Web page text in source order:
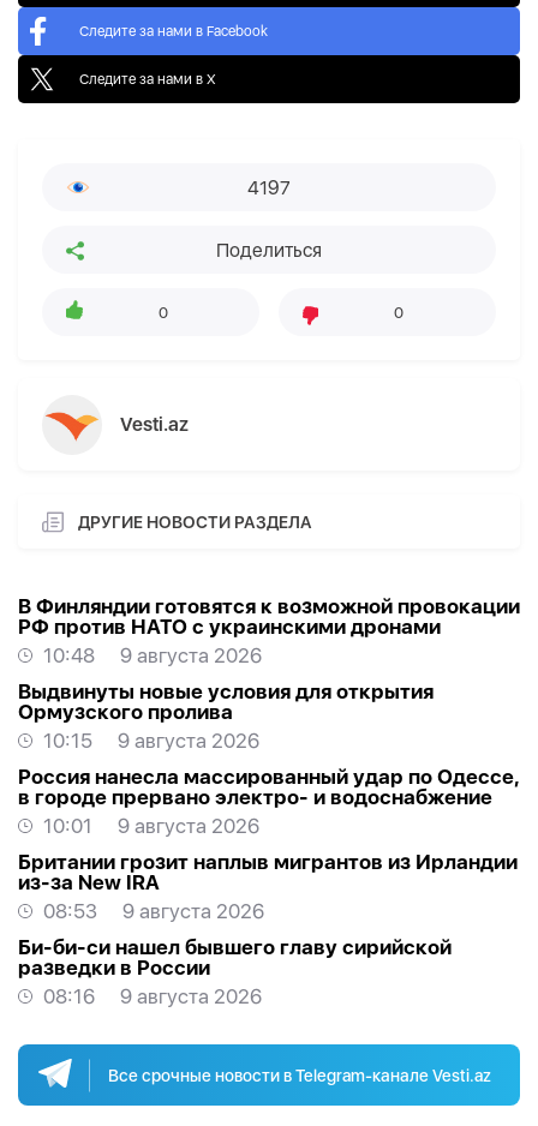
Следите за нами в Facebook
Следите за нами в X
4197
Поделиться
0 0
Vesti.az
ДРУГИЕ НОВОСТИ РАЗДЕЛА
В Финляндии готовятся к возможной провокации
РФ против НАТО с украинскими дронами
10:48
9 августа 2026
Выдвинуты новые условия для открытия
Ормузского пролива
10:15
9 августа 2026
Россия нанесла массированный удар по Одессе,
в городе прервано электро- и водоснабжение
10:01
9 августа 2026
Британии грозит наплыв мигрантов из Ирландии
из-за New IRA
08:53
9 августа 2026
Би-би-си нашел бывшего главу сирийской
разведки в России
08:16
9 августа 2026
Все срочные новости в Telegram-канале Vesti.az